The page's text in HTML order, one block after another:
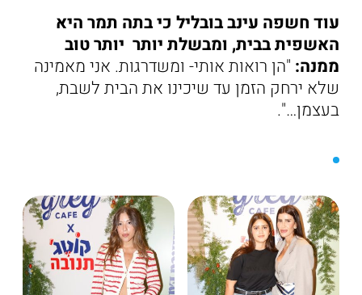
עוד חשפה עינב בובליל כי בתה תמר היא
האשפית בבית, ומבשלת יותר יותר טוב
ממנה: "הן רואות אותי- ומשדרגות. אני מאמינה
שלא ירחק הזמן עד שיכינו את הבית לשבת,
בעצמן…".